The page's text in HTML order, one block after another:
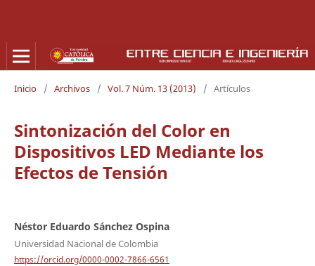
Inicio / Archivos / Vol. 7 Núm. 13 (2013) / Artículos
Sintonización del Color en
Dispositivos LED Mediante los
Efectos de Tensión
Néstor Eduardo Sánchez Ospina
Universidad Nacional de Colombia
https://orcid.org/0000-0002-7866-6561